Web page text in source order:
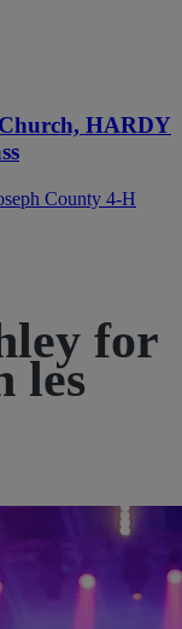
HARDY
County 4-H
for
les